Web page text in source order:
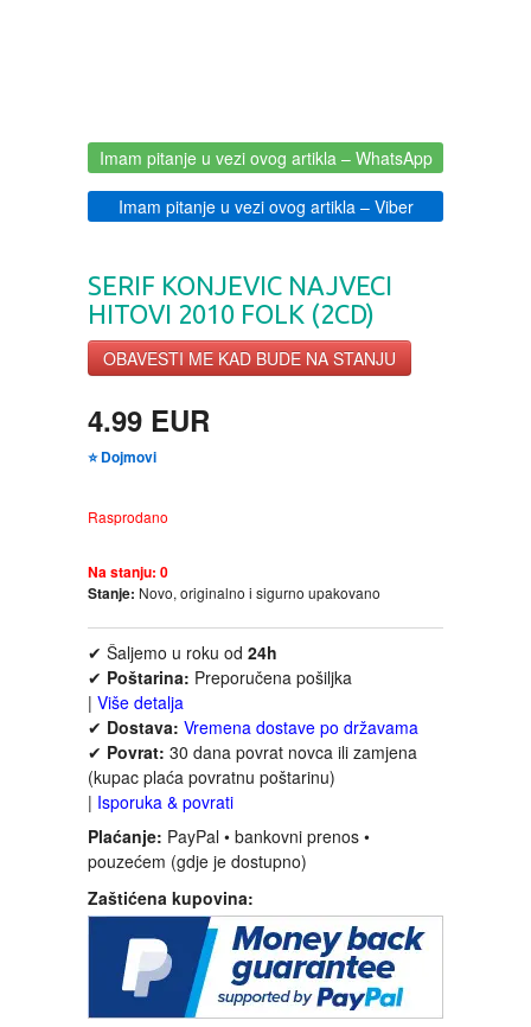
DRAMA
DUH I TELO
EDUKATIVNI
EROTSKI
INTERNET I RAČUNARI
ISTORIJSKI
KLASICI
KNJIGE ZA DECU
KOMEDIJA
KRIMINALISTIČKI
100% PRIRODNO
Imam pitanje u vezi ovog artikla– WhatsApp
Imam pitanje u vezi ovog artikla– Viber
SERIF KONJEVIC NAJVECI
HITOVI 2010 FOLK (2CD)
OBAVESTI ME KAD BUDE NA STANJU
4.99 EUR
⭐ Dojmovi
Rasprodano
Na stanju: 0
Stanje: Novo, originalno i sigurno upakovano
✔ Šaljemo u roku od 24h
✔ Poštarina: Preporučena pošiljka
| Više detalja
✔ Dostava: Vremena dostave po državama
✔ Povrat: 30 dana povrat novca ili zamjena
(kupac plaća povratnu poštarinu)
| Isporuka & povrati
Plaćanje: PayPal • bankovni prenos •
pouzećem (gdje je dostupno)
Zaštićena kupovina: